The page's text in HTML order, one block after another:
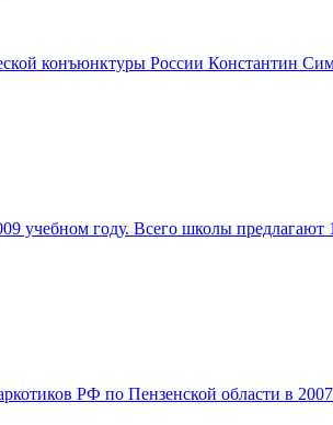
конъюнктуры России Константин
учебном году. Всего школы предлагают
РФ по Пензенской области в 2007